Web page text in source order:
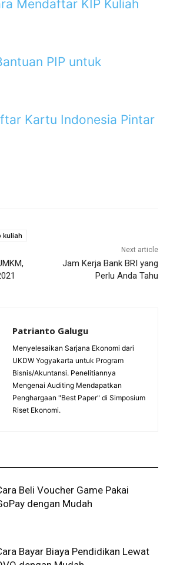
Mendaftar KIP Kuliah
PIP untuk
Kartu Indonesia Pintar
kuliah
Next article
Jam Kerja Bank BRI yang
Perlu Anda Tahu
Patrianto Galugu
Menyelesaikan Sarjana Ekonomi dari
UKDW Yogyakarta untuk Program
Bisnis/Akuntansi. Penelitiannya
Mengenai Auditing Mendapatkan
Penghargaan "Best Paper" di Simposium
Riset Ekonomi.
Beli Voucher Game Pakai
dengan Mudah
Bayar Biaya Pendidikan Lewat